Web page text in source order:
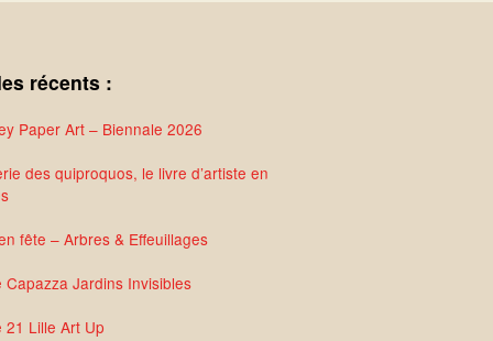
récents :
Paper Art – Biennale 2026
des quiproquos, le livre d’artiste en
fête – Arbres & Effeuillages
Capazza Jardins Invisibles
21 Lille Art Up